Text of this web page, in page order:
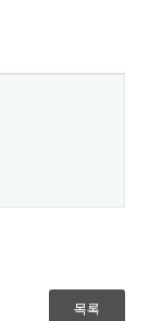
목록